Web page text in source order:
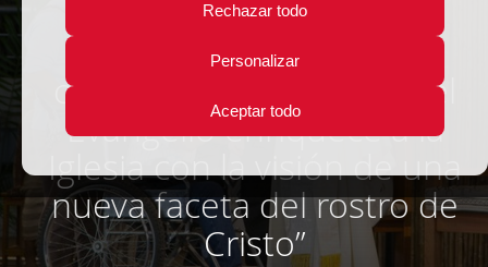
Rechazar todo
Personalizar
Aceptar todo
“Cada cultura y cada
cosmovisión que recibe el
Evangelio enriquece a la
Iglesia con la visión de una
nueva faceta del rostro de
Cristo”